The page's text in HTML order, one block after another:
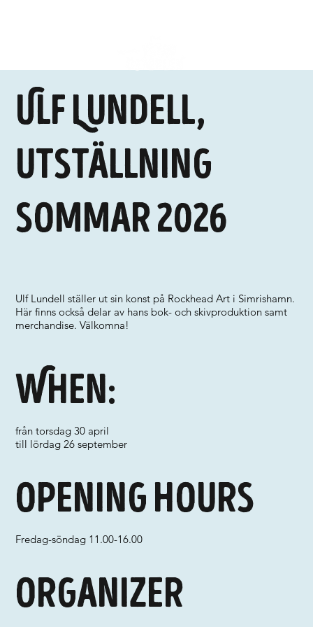
Ulf Lundell,
utställning
sommar 2026
Ulf Lundell ställer ut sin konst på Rockhead Art i Simrishamn.
Här finns också delar av hans bok- och skivproduktion samt
merchandise. Välkomna!
When:
från torsdag 30 april
till lördag 26 september
Organizer
Opening hours
Fredag-söndag 11.00-16.00